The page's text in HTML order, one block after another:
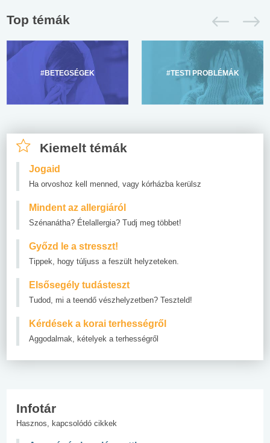
Top témák
#BETEGSÉGEK #TESTI PROBLÉMÁK
Kiemelt témák
Jogaid
Ha orvoshoz kell menned, vagy kórházba kerülsz
Mindent az allergiáról
Szénanátha? Ételallergia? Tudj meg többet!
Győzd le a stresszt!
Tippek, hogy túljuss a feszült helyzeteken.
Elsősegély tudásteszt
Tudod, mi a teendő vészhelyzetben? Teszteld!
Kérdések a korai terhességről
Aggodalmak, kételyek a terhességről
Infotár
Hasznos, kapcsolódó cikkek